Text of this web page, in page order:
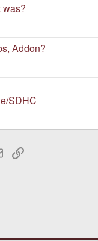
was?
Addon?
SDHC
EmailLink